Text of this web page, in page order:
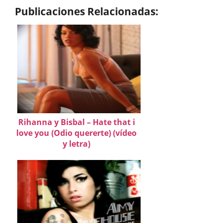
Publicaciones Relacionadas:
Rihanna y Bisbal – Hate that i
love you (Odio quererte) (vídeo
y letra)